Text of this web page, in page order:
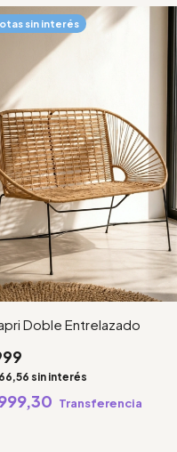
Doble Entrelazado
sin interés
Transferencia